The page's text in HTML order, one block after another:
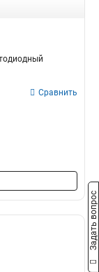
Сравнить
Задать вопрос